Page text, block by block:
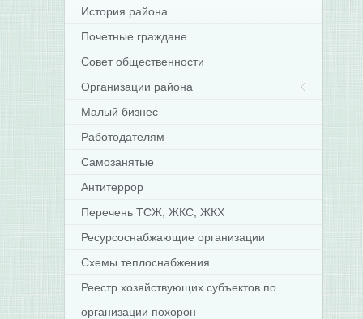
История района
Почетные граждане
Совет общественности
Организации района
Малый бизнес
Работодателям
Самозанятые
Антитеррор
Перечень ТСЖ, ЖКС, ЖКХ
Ресурсоснабжающие организации
Схемы теплоснабжения
Реестр хозяйствующих субъектов по
организации похорон